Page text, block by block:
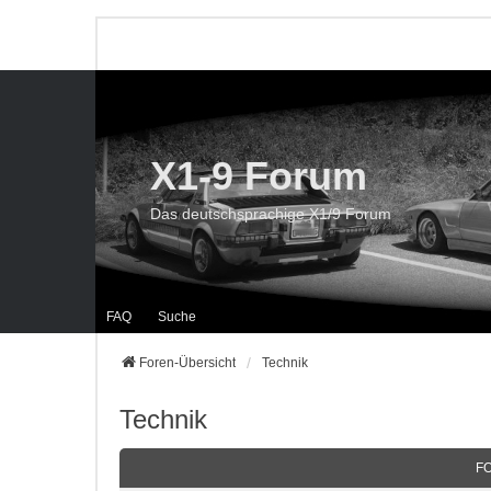
FAQ Suche
X1-9 Forum
Das deutschsprachige X1/9 Forum
Foren-Übersicht Technik
Technik